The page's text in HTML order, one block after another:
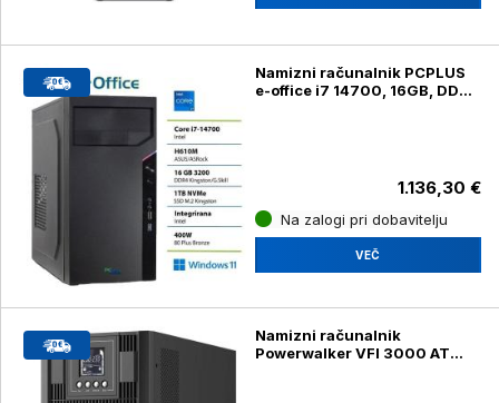
Namizni računalnik PCPLUS
e-office i7 14700, 16GB, DDR4
1.136,30 €
Na zalogi pri dobavitelju
VEČ
Namizni računalnik
Powerwalker VFI 3000 AT